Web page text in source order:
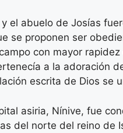
el abuelo de Josías
se proponen ser
con mayor
a la adoración
escrita de Dios se
asiria, Nínive, fue
del norte del reino de